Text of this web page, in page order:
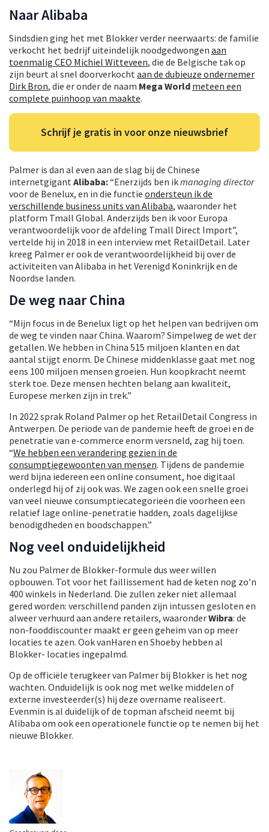
Naar Alibaba
Sindsdien ging het met Blokker verder neerwaarts: de familie
verkocht het bedrijf uiteindelijk noodgedwongen aan
toenmalig CEO Michiel Witteveen, die de Belgische tak op
zijn beurt al snel doorverkochtaan de dubieuze ondernemer
Dirk Bron, die er onder de naam Mega World meteen een
complete puinhoop van maakte.
Schrijf je gratis in voor onze nieuwsbrief
Palmer is dan al even aan de slag bij de Chinese
internetgigantAlibaba:“Enerzijds ben ikmanaging director
voor de Benelux, en in die functie ondersteun ik de
verschillende business units van Alibaba, waaronder het
platform Tmall Global. Anderzijds ben ik voor Europa
verantwoordelijk voor de afdeling Tmall Direct Import”,
vertelde hij in 2018 in een interview met RetailDetail. Later
kreeg Palmer er ook de verantwoordelijkheid bij over de
activiteiten van Alibaba in het Verenigd Koninkrijk en de
Noordse landen.
De weg naar China
“Mijn focus in de Benelux ligt op het helpen van bedrijven om
de weg te vinden naar China. Waarom? Simpelweg de wet der
getallen. We hebben in China 515 miljoen klanten en dat
aantal stijgt enorm. De Chinese middenklasse gaat met nog
eens 100 miljoen mensen groeien. Hun koopkracht neemt
sterk toe. Deze mensen hechten belang aan kwaliteit,
Europese merken zijn in trek.”
In 2022 sprak Roland Palmer op het RetailDetail Congress in
Antwerpen. De periode van de pandemie heeft de groei en de
penetratie van e-commerce enorm versneld, zag hij toen.
“We hebben een verandering gezien in de
consumptiegewoonten van mensen. Tijdens de pandemie
werd bijna iedereen een online consument, hoe digitaal
onderlegd hij of zij ook was. We zagen ook een snelle groei
van veel nieuwe consumptiecategorieën die voorheen een
relatief lage online-penetratie hadden, zoals dagelijkse
benodigdheden en boodschappen.”
Nog veel onduidelijkheid
Nu zou Palmer de Blokker-formule dus weer willen
opbouwen. Tot voor het faillissement had de keten nog zo’n
400 winkels in Nederland. Die zullen zeker niet allemaal
gered worden: verschillend panden zijn intussen gesloten en
alweer verhuurd aan andere retailers, waaronderWibra: de
non-fooddiscounter maakt er geen geheim van op meer
locaties te azen. Ook vanHaren en Shoeby hebben al
Blokker- locaties ingepalmd.
Op de officiële terugkeer van Palmer bij Blokker is het nog
wachten. Onduidelijk is ook nog met welke middelen of
externe investeerder(s) hij deze overname realiseert.
Evenmin is al duidelijk of de topman afscheid neemt bij
Alibaba om ook een operationele functie op te nemen bij het
nieuwe Blokker.